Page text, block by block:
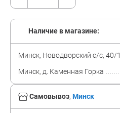
Самовывоз, Минск
Наличие в магазине:
Минск, Новодворский с/с, 40/1
Минск, д. Каменная Горка